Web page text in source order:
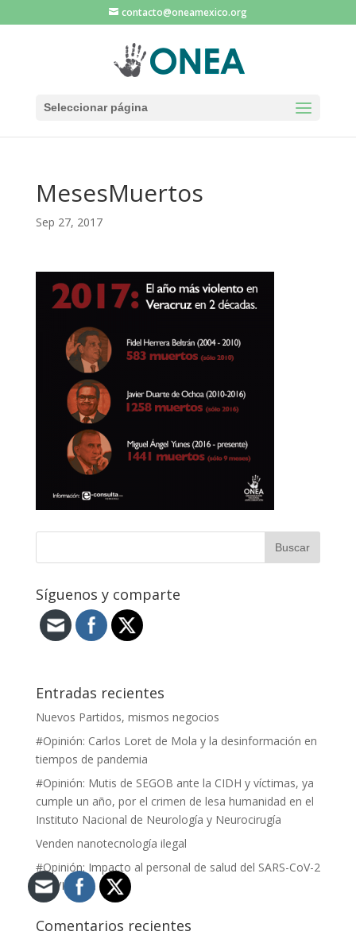
contacto@oneamexico.org
Seleccionar página
MesesMuertos
Sep 27, 2017
Síguenos y comparte
Entradas recientes
Nuevos Partidos, mismos negocios
#Opinión: Carlos Loret de Mola y la desinformación en
tiempos de pandemia
#Opinión: Mutis de SEGOB ante la CIDH y víctimas, ya
cumple un año, por el crimen de lesa humanidad en el
Instituto Nacional de Neurología y Neurocirugía
Venden nanotecnología ilegal
#Opinión: Impacto al personal de salud del SARS-CoV-2
(COVID-19).
Comentarios recientes